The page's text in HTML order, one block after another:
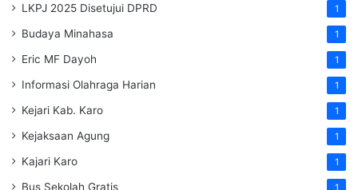
LKPJ 2025 Disetujui DPRD 1
Budaya Minahasa 1
Eric MF Dayoh 1
Informasi Olahraga Harian 1
Kejari Kab. Karo 1
Kejaksaan Agung 1
Kajari Karo 1
Bus Sekolah Gratis 1